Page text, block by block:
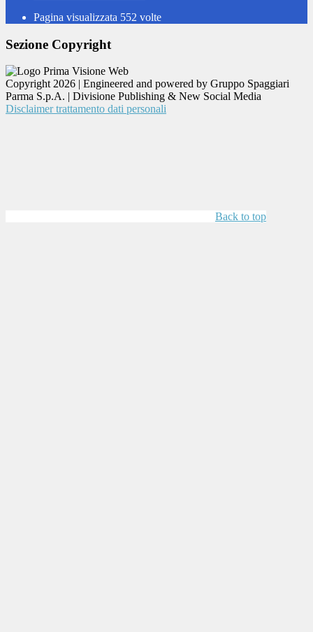
Pagina visualizzata 552 volte
Sezione Copyright
Copyright 2026 | Engineered and powered by Gruppo Spaggiari
Parma S.p.A. | Divisione Publishing & New Social Media
Disclaimer trattamento dati personali
Back to top